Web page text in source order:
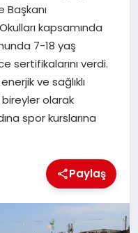
kapsamında
7-18 yaş
sertifikalarını verdi.
ve sağlıklı
bireyler olarak
spor kurslarına
Paylaş